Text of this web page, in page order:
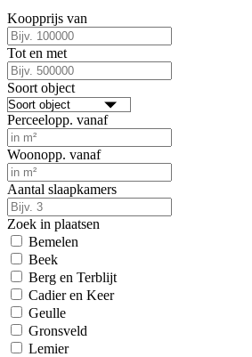
Koopprijs van
Tot en met
Soort object
Perceelopp. vanaf
Woonopp. vanaf
Aantal slaapkamers
Zoek in plaatsen
Bemelen
Beek
Berg en Terblijt
Cadier en Keer
Geulle
Gronsveld
Lemier